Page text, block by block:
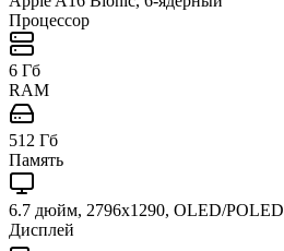
Процессор
6 Гб
RAM
512 Гб
Память
6.7 дюйм, 2796x1290, OLED/POLED
Дисплей